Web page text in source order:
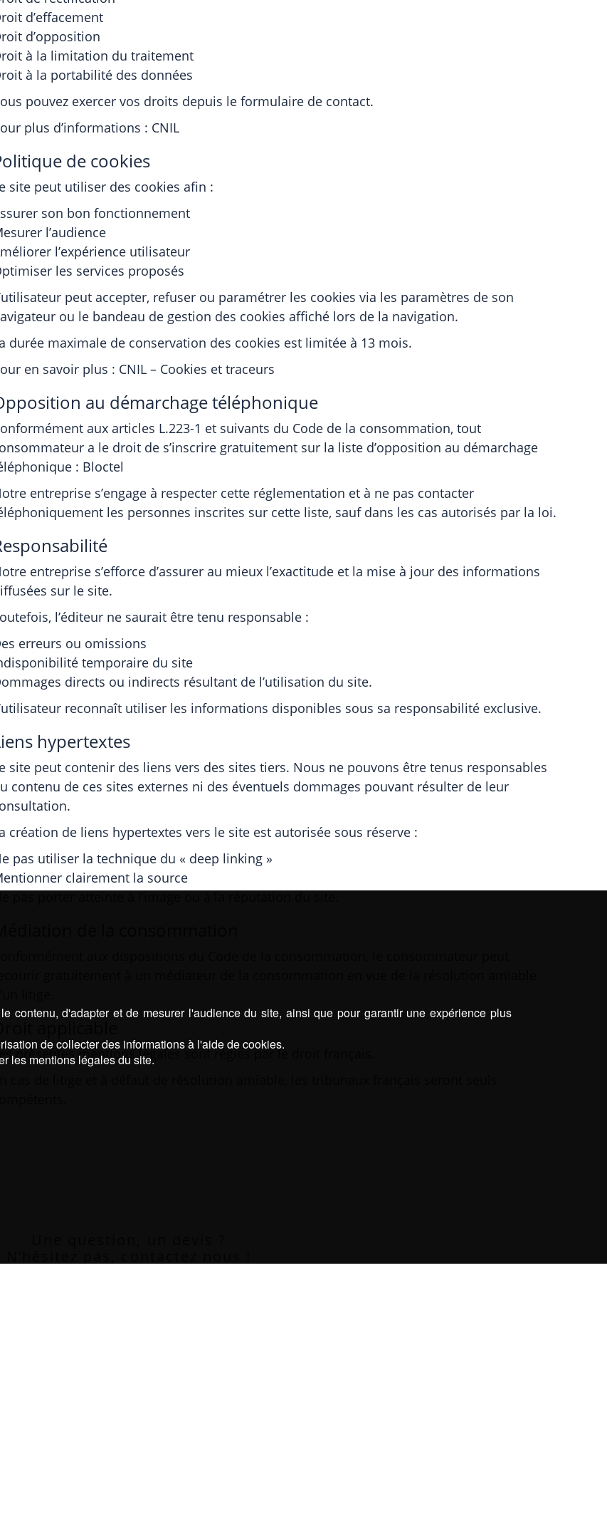
d’effacement
d’opposition
à la limitation du traitement
à la portabilité des données
pouvez exercer vos droits depuis le formulaire de contact.
plus d’informations : CNIL
de cookies
site peut utiliser des cookies afin :
son bon fonctionnement
l’audience
l’expérience utilisateur
les services proposés
peut accepter, refuser ou paramétrer les cookies via les paramètres de son
ou le bandeau de gestion des cookies affiché lors de la navigation.
durée maximale de conservation des cookies est limitée à 13 mois.
en savoir plus : CNIL – Cookies et traceurs
au démarchage téléphonique
aux articles L.223-1 et suivants du Code de la consommation, tout
a le droit de s’inscrire gratuitement sur la liste d’opposition au démarchage
: Bloctel
entreprise s’engage à respecter cette réglementation et à ne pas contacter
les personnes inscrites sur cette liste, sauf dans les cas autorisés par la loi.
entreprise s’efforce d’assurer au mieux l’exactitude et la mise à jour des informations
sur le site.
l’éditeur ne saurait être tenu responsable :
erreurs ou omissions
temporaire du site
directs ou indirects résultant de l’utilisation du site.
reconnaît utiliser les informations disponibles sous sa responsabilité exclusive.
hypertextes
site peut contenir des liens vers des sites tiers. Nous ne pouvons être tenus responsables
contenu de ces sites externes ni des éventuels dommages pouvant résulter de leur
création de liens hypertextes vers le site est autorisée sous réserve :
pas utiliser la technique du « deep linking »
clairement la source
Droit applicable
présentes mentions légales sont régies par le droit français.
contenu, d'adapter et de mesurer l'audience du site, ainsi que pour garantir une expérience plus
de collecter des informations à l'aide de cookies.
les mentions légales du site.